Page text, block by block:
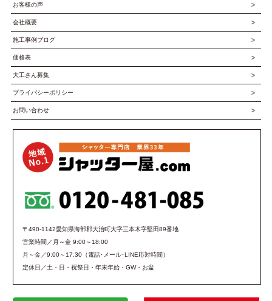
お客様の声
会社概要
施工事例ブログ
価格表
大工さん募集
プライバシーポリシー
お問い合わせ
〒490-1142愛知県海部郡大治町大字三本木字堅田89番地
営業時間／月～金 9:00～18:00
月～金／9:00～17:30（電話･メール･LINE応対時間）
定休日／土・日・祝祭日・年末年始・GW・お盆